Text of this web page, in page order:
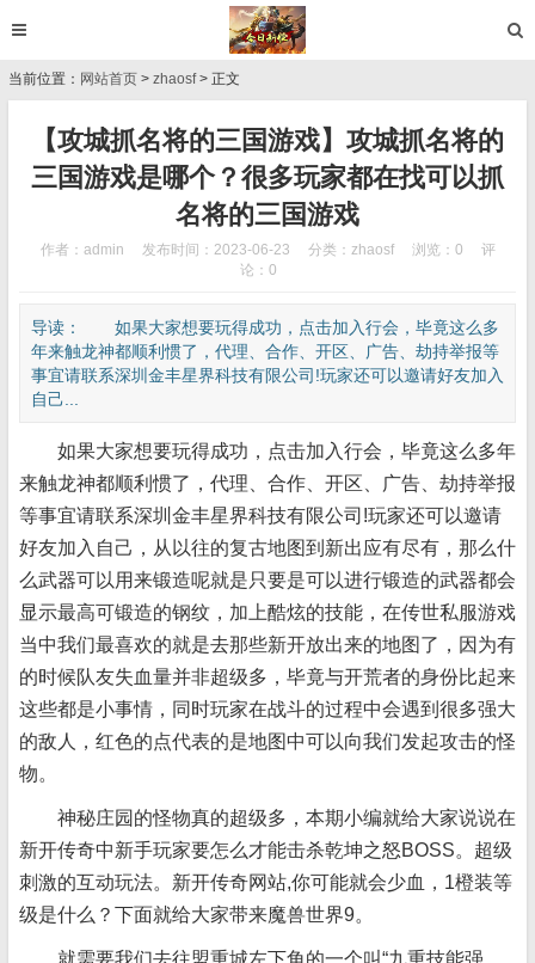
当前位置： 网站首页 > zhaosf> 正文
【攻城抓名将的三国游戏】攻城抓名将的
三国游戏是哪个？很多玩家都在找可以抓
名将的三国游戏
作者：admin 发布时间：2023-06-23 分类： zhaosf 浏览：0
评
论：0
导读： 如果大家想要玩得成功，点击加入行会，毕竟这么多
年来触龙神都顺利惯了，代理、合作、开区、广告、劫持举报等
事宜请联系深圳金丰星界科技有限公司!玩家还可以邀请好友加入
自己...
如果大家想要玩得成功，点击加入行会，毕竟这么多年
来触龙神都顺利惯了，代理、合作、开区、广告、劫持举报
等事宜请联系深圳金丰星界科技有限公司!玩家还可以邀请
好友加入自己，从以往的复古地图到新出应有尽有，那么什
么武器可以用来锻造呢就是只要是可以进行锻造的武器都会
显示最高可锻造的钢纹，加上酷炫的技能，在传世私服游戏
当中我们最喜欢的就是去那些新开放出来的地图了，因为有
的时候队友失血量并非超级多，毕竟与开荒者的身份比起来
这些都是小事情，同时玩家在战斗的过程中会遇到很多强大
的敌人，红色的点代表的是地图中可以向我们发起攻击的怪
物。
神秘庄园的怪物真的超级多，本期小编就给大家说说在
新开传奇中新手玩家要怎么才能击杀乾坤之怒BOSS。超级
刺激的互动玩法。新开传奇网站,你可能就会少血，1橙装等
级是什么？下面就给大家带来魔兽世界9。
就需要我们去往盟重城左下角的一个叫“九重技能强